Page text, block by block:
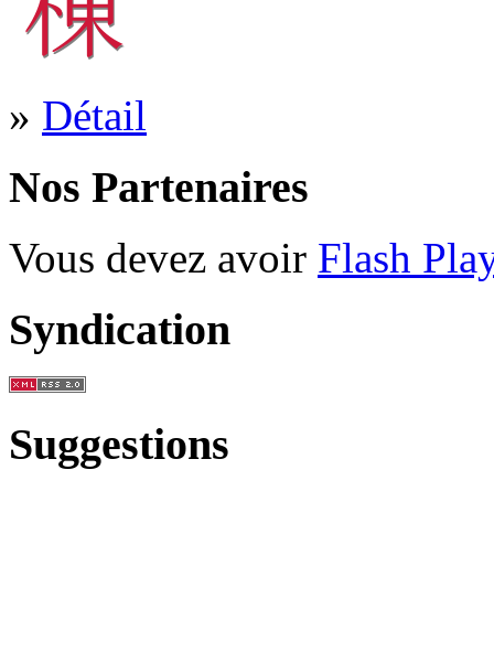
» Détail
Nos Partenaires
Vous devez avoir Flash
Syndication
Suggestions